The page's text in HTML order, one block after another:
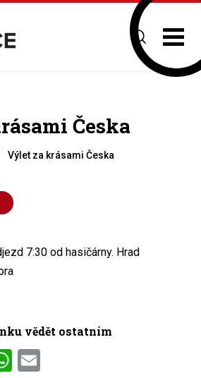
Česka
Výlet za krásami Česka
7:30 od hasičárny. Hrad
vědět ostatním
WhatsApp